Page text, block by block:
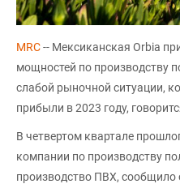
MRC-- Мексиканская Orbia
мощностей по производству
слабой рыночной ситуации,
прибыли в 2023 году,
В четвертом квартале
компании по производству
производство ПВХ,